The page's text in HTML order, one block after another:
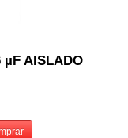
µF AISLADO